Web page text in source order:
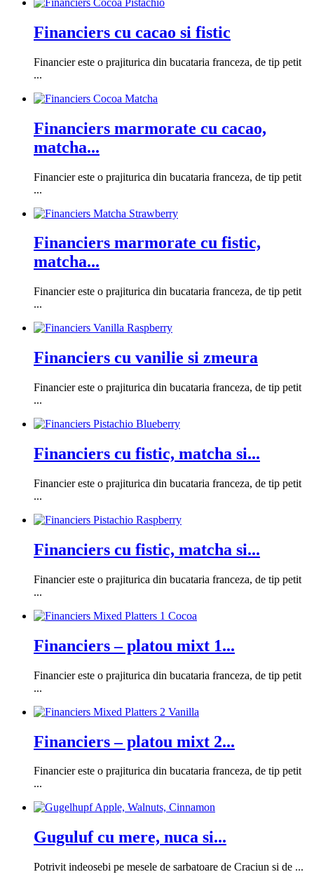
Financiers cu cacao si fistic
Financier este o prajiturica din bucataria franceza, de tip petit
...
Financiers marmorate cu cacao,
matcha...
Financier este o prajiturica din bucataria franceza, de tip petit
...
Financiers marmorate cu fistic,
matcha...
Financier este o prajiturica din bucataria franceza, de tip petit
...
Financiers cu vanilie si zmeura
Financier este o prajiturica din bucataria franceza, de tip petit
...
Financiers cu fistic, matcha si...
Financier este o prajiturica din bucataria franceza, de tip petit
...
Financiers cu fistic, matcha si...
Financier este o prajiturica din bucataria franceza, de tip petit
...
Financiers – platou mixt 1...
Financier este o prajiturica din bucataria franceza, de tip petit
...
Financiers – platou mixt 2...
Financier este o prajiturica din bucataria franceza, de tip petit
...
Guguluf cu mere, nuca si...
Potrivit indeosebi pe mesele de sarbatoare de Craciun si de ...